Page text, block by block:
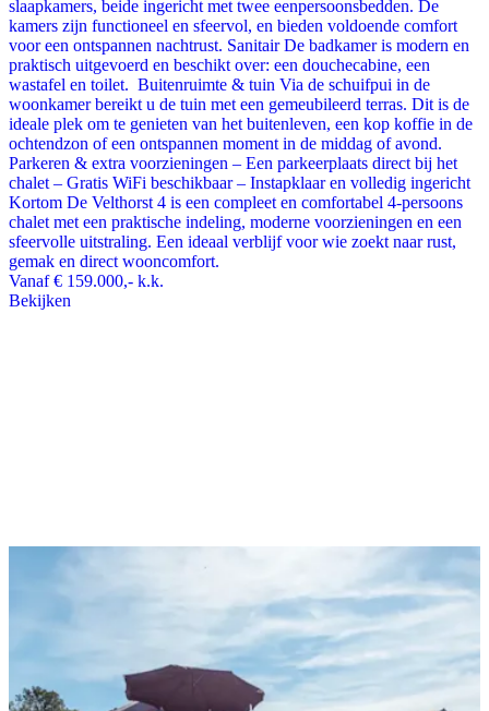
slaapkamers, beide ingericht met twee eenpersoonsbedden. De
kamers zijn functioneel en sfeervol, en bieden voldoende comfort
voor een ontspannen nachtrust. Sanitair De badkamer is modern en
praktisch uitgevoerd en beschikt over: een douchecabine, een
wastafel en toilet. Buitenruimte & tuin Via de schuifpui in de
woonkamer bereikt u de tuin met een gemeubileerd terras. Dit is de
ideale plek om te genieten van het buitenleven, een kop koffie in de
ochtendzon of een ontspannen moment in de middag of avond.
Parkeren & extra voorzieningen – Een parkeerplaats direct bij het
chalet – Gratis WiFi beschikbaar – Instapklaar en volledig ingericht
Kortom De Velthorst 4 is een compleet en comfortabel 4-persoons
chalet met een praktische indeling, moderne voorzieningen en een
sfeervolle uitstraling. Een ideaal verblijf voor wie zoekt naar rust,
gemak en direct wooncomfort.
Vanaf € 159.000,- k.k.
Bekijken